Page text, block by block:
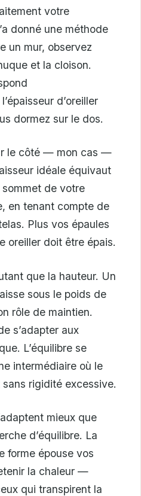
votre
donné une méthode
un mur, observez
et la cloison.
d’oreiller
dormez sur le dos.
le côté — mon cas —
idéale équivaut
de votre
en tenant compte de
Plus vos épaules
oreiller doit être épais.
que la hauteur. Un
sous le poids de
rôle de maintien.
s’adapter aux
L’équilibre se
intermédiaire où le
rigidité excessive.
mieux que
d’équilibre. La
forme épouse vos
la chaleur —
qui transpirent la